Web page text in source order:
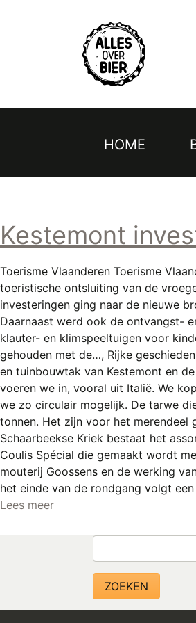
HOME
Kestemont
Toerisme Vlaanderen Toerisme
toeristische ontsluiting van de
investeringen ging naar de nieuwe
Daarnaast werd ook de ontvangst-
klauter- en klimspeeltuigen voor
gehouden met de…, Rijke
en tuinbouwtak van Kestemont en
voeren we in, vooral uit Italië. We
we zo circulair mogelijk. De tarwe
tonnen. Het zijn voor het merendeel
Schaarbeekse Kriek bestaat het
Coulis Spécial die gemaakt wordt
mouterij Goossens en de werking
het einde van de rondgang volgt
Lees meer